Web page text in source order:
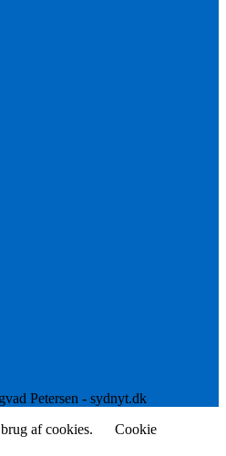
Petersen - sydnyt.dk
af cookies.
Cookie